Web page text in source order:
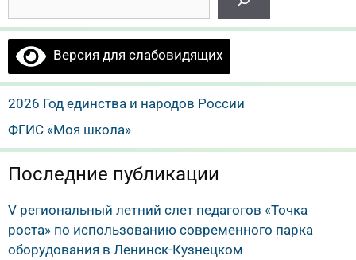
Версия для слабовидящих
2026 Год единства и народов России
ФГИС «Моя школа»
Последние публикации
V региональный летний слет педагогов «Точка
роста» по использованию современного парка
оборудования в Ленинск-Кузнецком